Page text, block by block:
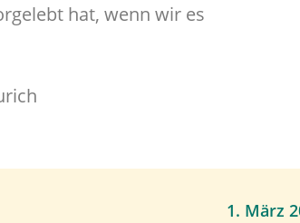
hat, wenn wir es
1. März